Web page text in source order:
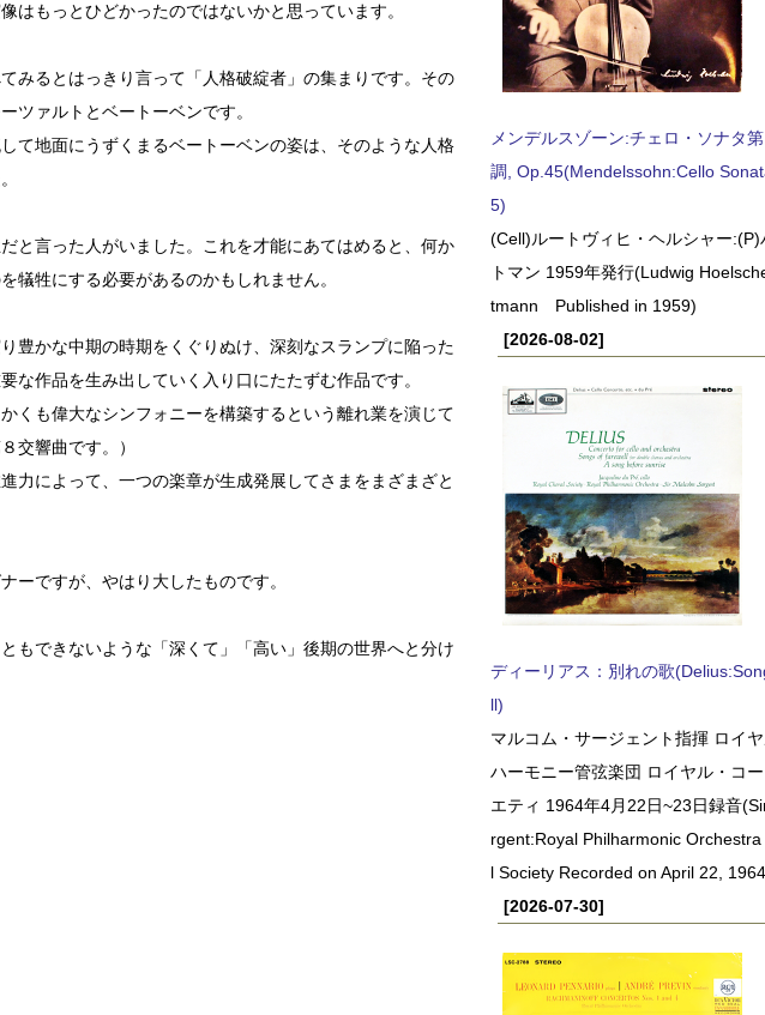
はもっとひどかったのではないかと思っています。
みるとはっきり言って「人格破綻者」の集まりです。その
ツァルトとベートーベンです。
て地面にうずくまるベートーベンの姿は、そのような人格
と言った人がいました。これを才能にあてはめると、何か
犠牲にする必要があるのかもしれません。
豊かな中期の時期をくぐりぬけ、深刻なスランプに陥った
な作品を生み出していく入り口にたたずむ作品です。
くも偉大なシンフォニーを構築するという離れ業を演じて
交響曲です。）
力によって、一つの楽章が生成発展してさまをまざまざと
ーですが、やはり大したものです。
もできないような「深くて」「高い」後期の世界へと分け
メンデルスゾーン:チェロ・ソナタ
調, Op.45(Mendelssohn:Cello
5)
(Cell)ルートヴィヒ・ヘルシャー
トマン 1959年発行(Ludwig
tmann Published in 1959)
[2026-08-02]
ディーリアス：別れの歌
ll)
マルコム・サージェント指揮 ロイ
ハーモニー管弦楽団 ロイヤル・コ
エティ 1964年4月22日~23日録音
rgent:Royal Philharmonic
l Society Recorded on April 22,
[2026-07-30]